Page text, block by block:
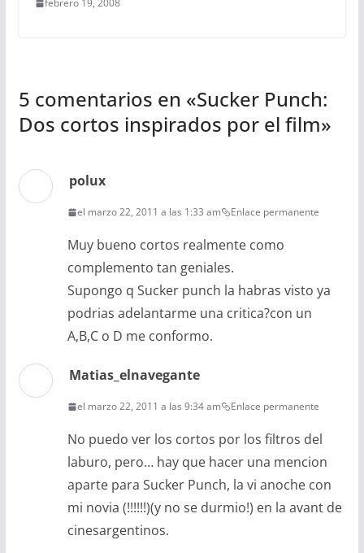
febrero 19, 2008
5 comentarios en «Sucker Punch:
Dos cortos inspirados por el film»
polux
el marzo 22, 2011 a las 1:33 am Enlace permanente
Muy bueno cortos realmente como
complemento tan geniales.
Supongo q Sucker punch la habras visto ya
podrias adelantarme una critica?con un
A,B,C o D me conformo.
Matias_elnavegante
el marzo 22, 2011 a las 9:34 am Enlace permanente
No puedo ver los cortos por los filtros del
laburo, pero… hay que hacer una mencion
aparte para Sucker Punch, la vi anoche con
mi novia (!!!!!!)(y no se durmio!) en la avant de
cinesargentinos.